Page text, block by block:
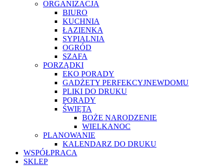
ORGANIZACJA
BIURO
KUCHNIA
ŁAZIENKA
SYPIALNIA
OGRÓD
SZAFA
PORZĄDKI
EKO PORADY
GADŻETY PERFEKCYJNEWDOMU
PLIKI DO DRUKU
PORADY
ŚWIĘTA
BOŻE NARODZENIE
WIELKANOC
PLANOWANIE
KALENDARZ DO DRUKU
WSPÓŁPRACA
SKLEP